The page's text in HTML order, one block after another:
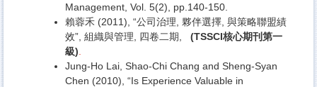
Management, Vol. 5(2), pp.140-150.
賴蓉禾 (2011), “公司治理, 夥伴選擇, 與策略聯盟績
效”, 組織與管理, 四卷二期, (TSSCI核心期刊第一
級)
Jung-Ho Lai, Shao-Chi Chang and Sheng-Syan
Chen (2010), “Is Experience Valuable in